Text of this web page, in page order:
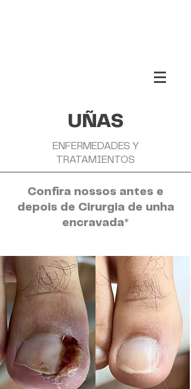
UÑAS
ENFERMEDADES Y
TRATAMIENTOS
Confira nossos antes e
depois de Cirurgia de unha
encravada*